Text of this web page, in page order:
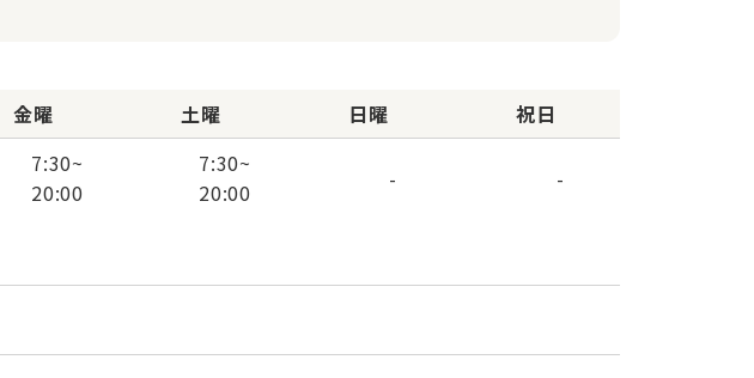
金曜
7:30~
20:00
土曜
7:30~
20:00
日曜
-
祝日
-